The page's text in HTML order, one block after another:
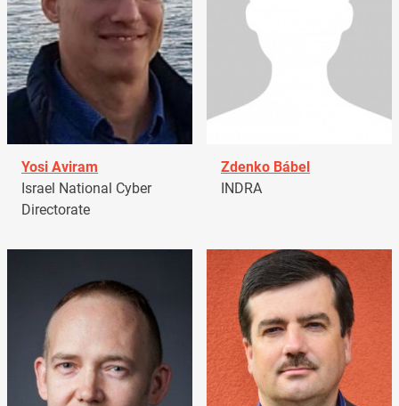
Yosi Aviram
Israel National Cyber
Directorate
Zdenko Bábel
INDRA